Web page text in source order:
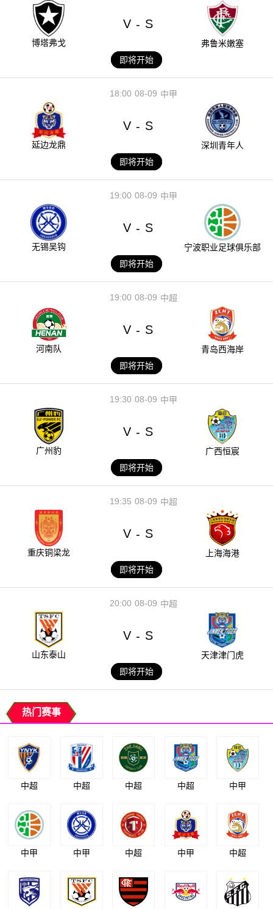
博塔弗戈
V - S
弗鲁米嫩塞
即将开始
08-09
18:00 中甲
延边龙鼎
V - S
深圳青年人
即将开始
08-09
19:00 中甲
无锡吴钩
V - S
宁波职业足球俱乐部
即将开始
08-09
19:00 中超
河南队
V - S
青岛西海岸
即将开始
08-09
19:30 中甲
广州豹
V - S
广西恒宸
即将开始
08-09
19:35 中超
重庆铜梁龙
V - S
上海海港
即将开始
08-09
20:00 中超
山东泰山
V - S
天津津门虎
即将开始
热门赛事
中超 中超 中超 中超 中甲
中甲 中甲 中超 中甲 中超